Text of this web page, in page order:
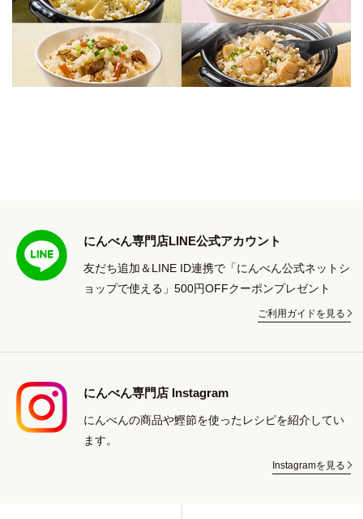
にんべん専門店LINE公式アカウント
友だち追加＆LINE ID連携で「にんべん公式ネットシ
ョップで使える」500円OFFクーポンプレゼント
ご利用ガイドを見る
にんべん専門店 Instagram
にんべんの商品や鰹節を使ったレシピを紹介してい
ます。
Instagramを見る